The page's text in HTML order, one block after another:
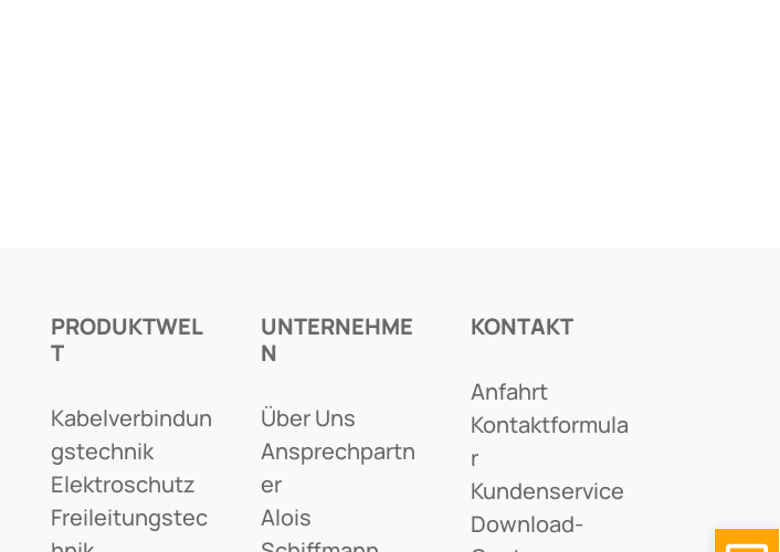
PRODUKTWEL
T
Kabelverbindun
Gstechnik
Elektroschutz
Freileitungstec
UNTERNEHME
N
Über Uns
Ansprechpartn
Er
Alois
KONTAKT
Anfahrt
Kontaktformula
R
Kundenservice
Download-